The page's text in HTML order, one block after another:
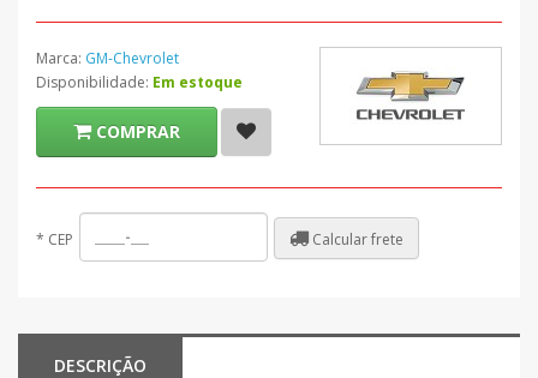
Marca: GM-Chevrolet
Disponibilidade: Em estoque
COMPRAR
* CEP Calcular frete
DESCRIÇÃO